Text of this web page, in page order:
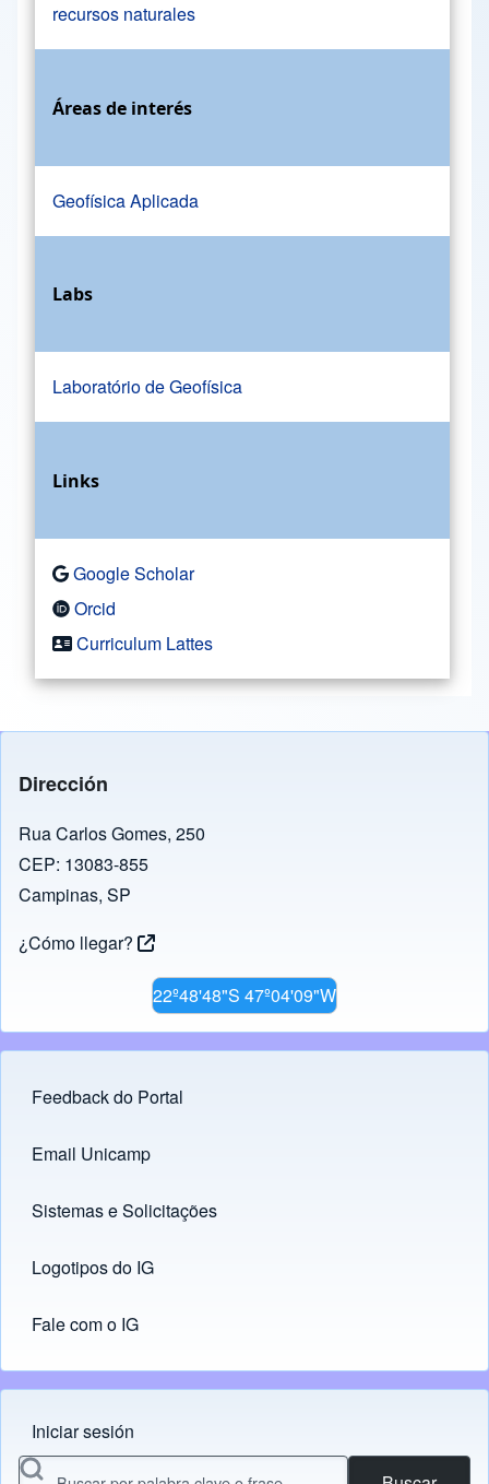
recursos naturales
Áreas de interés
Geofísica Aplicada
Labs
Laboratório de Geofísica
Links
Google Scholar
Orcid
Curriculum Lattes
Dirección
Rua Carlos Gomes, 250
CEP: 13083-855
Campinas, SP
¿Cómo llegar?
22º48'48"S 47º04'09"W
Footer menu
Feedback do Portal
Links
Email Unicamp
(opens in new tab)
Sistemas e Solicitações
(opens in new tab)
Logotipos do IG
(opens in new tab)
Fale com o IG
Menu do usuário
Iniciar sesión
Buscar